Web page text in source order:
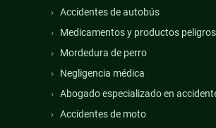
Accidentes de autobús
Medicamentos y productos
Mordedura de perro
Negligencia médica
Abogado especializado en
Accidentes de moto